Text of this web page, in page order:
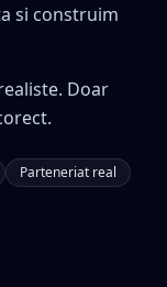
si construim
Doar
Parteneriat real